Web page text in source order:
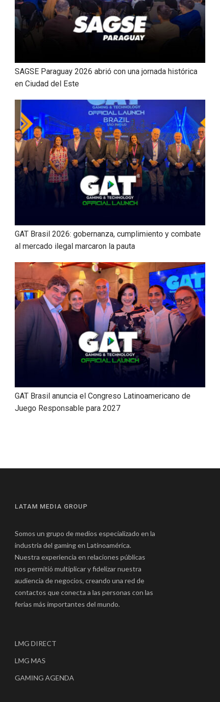
SAGSE Paraguay 2026 abrió con una jornada histórica
en Ciudad del Este
GAT Brasil 2026: gobernanza, cumplimiento y combate
al mercado ilegal marcaron la pauta
GAT Brasil anuncia el Congreso Latinoamericano de
Juego Responsable para 2027
LATAM MEDIA GROUP
Somos un grupo de medios especializado en la
industria del gaming en Latinoamérica.
Nuestra experiencia en relaciones públicas
nos permitió multiplicar y fidelizar nuestra
audiencia de negocios, creando una red de
contactos que conecta a las personas con las
ferias más importantes del mundo.
LMG DIRECT
LMG MAS
GAMING AGENDA